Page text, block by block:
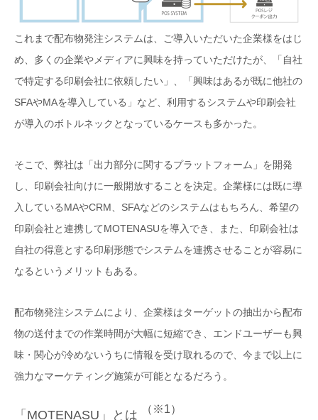
これまで配布物発注システムは、ご導入いただいた企業様をはじ
め、多くの企業やメディアに興味を持っていただけたが、「自社
で特定する印刷会社に依頼したい」、「興味はあるが既に他社の
SFAやMAを導入している」など、利用するシステムや印刷会社
が導入のボトルネックとなっているケースも多かった。
そこで、弊社は「出力部分に関するプラットフォーム」を開発
し、印刷会社向けに一般開放することを決定。企業様には既に導
入しているMAやCRM、SFAなどのシステムはもちろん、希望の
印刷会社と連携してMOTENASUを導入でき、また、印刷会社は
自社の得意とする印刷形態でシステムを連携させることが容易に
なるというメリットもある。
配布物発注システムにより、企業様はターゲットの抽出から配布
物の送付までの作業時間が大幅に短縮でき、エンドユーザーも興
味・関心が冷めないうちに情報を受け取れるので、今まで以上に
強力なマーケティング施策が可能となるだろう。
「MOTENASU」とは （※1）